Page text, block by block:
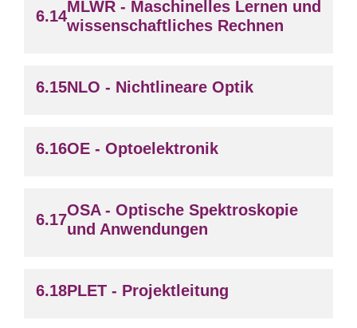
MLWR - Maschinelles Lernen und
wissenschaftliches Rechnen
NLO - Nichtlineare Optik
OE - Optoelektronik
OSA - Optische Spektroskopie
und Anwendungen
PLET - Projektleitung